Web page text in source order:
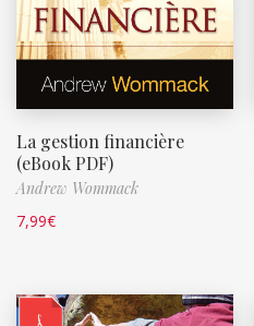
La gestion financière
(eBook PDF)
Andrew Wommack
7,99€